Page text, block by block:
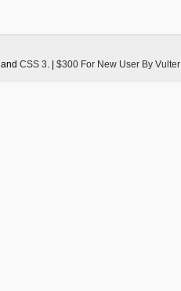
and CSS 3. | $300 For New User By Vulter